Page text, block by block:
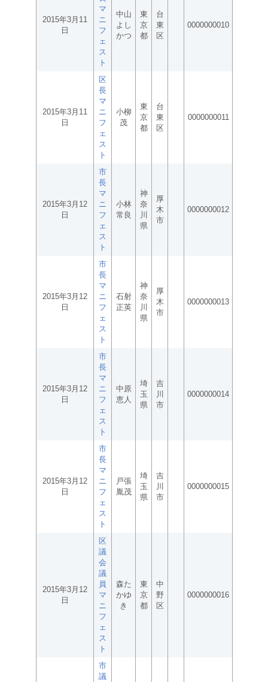
2015年3月11
日
マ
ニ
フ
ェ
ス
ト
中山
よし
かつ
東
京
都
台
東
区
0000000010
2015年3月11
日
区
長
マ
ニ
フ
ェ
ス
ト
小柳
茂
東
京
都
台
東
区
0000000011
2015年3月12
日
市
長
マ
ニ
フ
ェ
ス
ト
小林
常良
神
奈
川
県
厚
木
市
0000000012
2015年3月12
日
市
長
マ
ニ
フ
ェ
ス
ト
石射
正英
神
奈
川
県
厚
木
市
0000000013
2015年3月12
日
市
長
マ
ニ
フ
ェ
ス
ト
中原
恵人
埼
玉
県
吉
川
市
0000000014
2015年3月12
日
市
長
マ
ニ
フ
ェ
ス
ト
戸張
胤茂
埼
玉
県
吉
川
市
0000000015
2015年3月12
日
区
議
会
議
員
マ
ニ
フ
ェ
ス
ト
森た
かゆ
き
東
京
都
中
野
区
0000000016
市
議